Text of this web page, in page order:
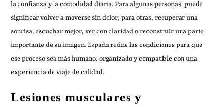
la confianza y la comodidad diaria. Para algunas personas, puede
significar volver a moverse sin dolor; para otras, recuperar una
sonrisa, escuchar mejor, ver con claridad o reconstruir una parte
importante de su imagen. España reúne las condiciones para que
ese proceso sea más humano, organizado y compatible con una
experiencia de viaje de calidad.
Lesiones musculares y